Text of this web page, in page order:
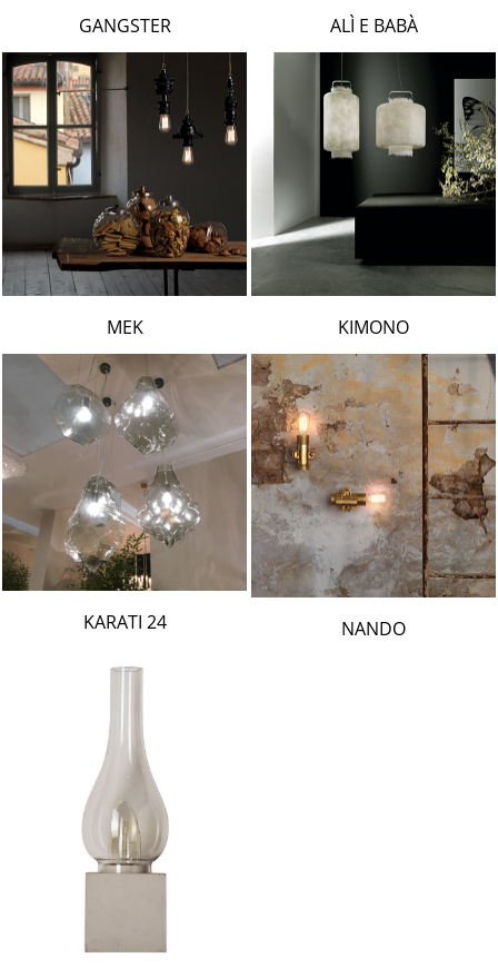
PORSCHE
CATELLANI & SMITH
VIABIZZUNO
ALÌ E BABÀ
GANGSTER
KIMONO
MEK
NANDO
24 KARATI